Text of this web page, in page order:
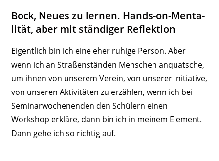
Bock, Neues zu lernen. Hands-on-Menta­
lität, aber mit stän­diger Reflektion
Eigentlich bin ich eine eher ruhige Person. Aber
wenn ich an Stra­ßen­ständen Menschen anquatsche,
um ihnen von unserem Verein, von unserer Initiative,
von unseren Akti­vi­täten zu erzählen, wenn ich bei
Semi­nar­wo­chen­enden den Schülern einen
Workshop erkläre, dann bin ich in meinem Element.
Dann gehe ich so richtig auf.